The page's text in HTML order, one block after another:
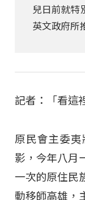
兒日前就特
英文政府所
記者：「看這
原民會主委
影，今年八月
一次的原住民
動移師高雄，